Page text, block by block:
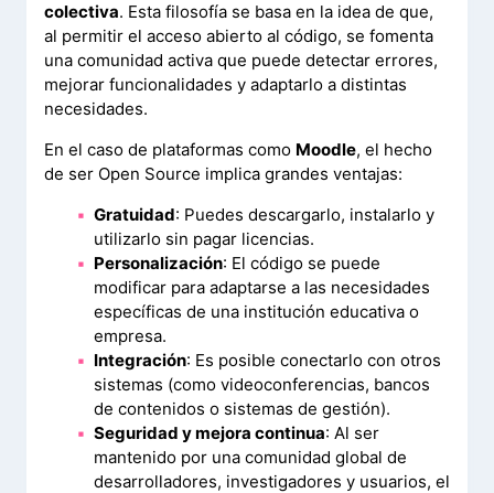
colectiva. Esta filosofía se basa en la idea de que,
al permitir el acceso abierto al código, se fomenta
una comunidad activa que puede detectar errores,
mejorar funcionalidades y adaptarlo a distintas
necesidades.
En el caso de plataformas como Moodle, el hecho
de ser Open Source implica grandes ventajas:
Gratuidad: Puedes descargarlo, instalarlo y
utilizarlo sin pagar licencias.
Personalización: El código se puede
modificar para adaptarse a las necesidades
específicas de una institución educativa o
empresa.
Integración: Es posible conectarlo con otros
sistemas (como videoconferencias, bancos
de contenidos o sistemas de gestión).
Seguridad y mejora continua: Al ser
mantenido por una comunidad global de
desarrolladores, investigadores y usuarios, el